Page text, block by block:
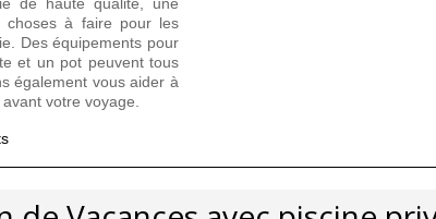
choses à faire pour les
Des équipements pour
et un pot peuvent tous
également vous aider à
votre voyage.